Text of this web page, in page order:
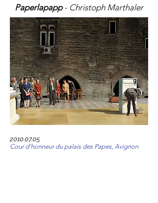
Paperlapapp- Christoph Marthaler
2010.07.05
Cour d'honneur du palais des Papes, Avignon